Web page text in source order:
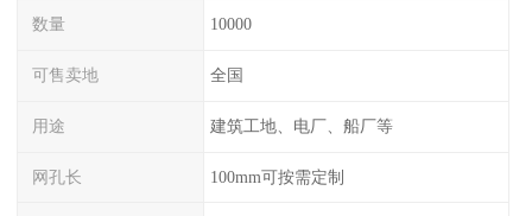
数量 10000
可售卖地 全国
用途 建筑工地、电厂、船厂等
网孔长 100mm可按需定制